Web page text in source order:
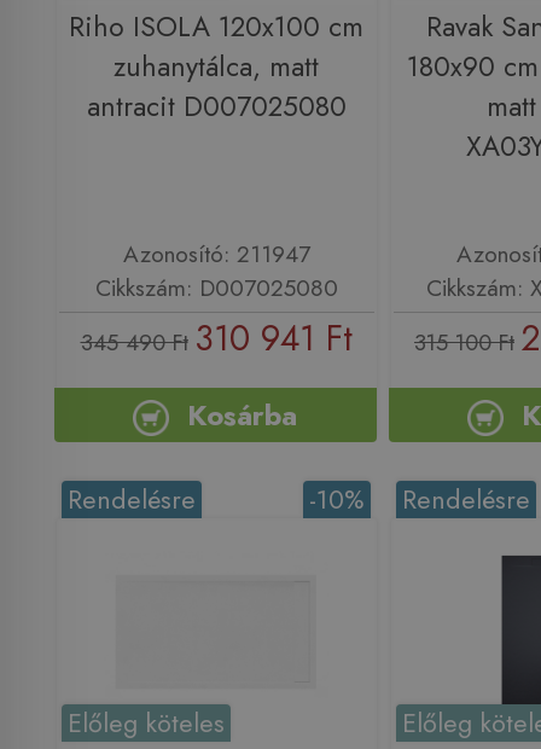
Riho ISOLA 120x100 cm
zuhanytálca, matt
antracit D007025080
Azonosító: 211947
Cikkszám: D007025080
345 490 Ft 310 941 Ft
Kosárba
Ravak
180x90
Cikkszám:
315 100 Ft
-10%
Rendelésre
Előleg köteles
Rendelésre
Előleg